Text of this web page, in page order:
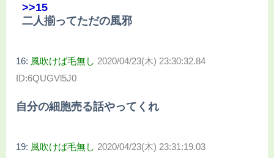
>>15
二人揃ってただの風邪
16: 風吹けば毛無し 2020/04/23(木) 23:30:32.84
ID:6QUGVl5J0
自分の細胞売る話やってくれ
19: 風吹けば毛無し 2020/04/23(木) 23:31:19.03